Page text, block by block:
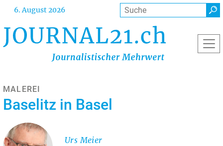
Direkt
Inhalt
6. August 2026 Suche
MALEREI
Baselitz in Basel
Urs Meier